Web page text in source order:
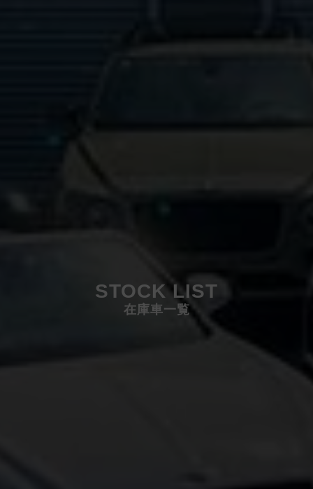
STOCK LIST
在庫車一覧